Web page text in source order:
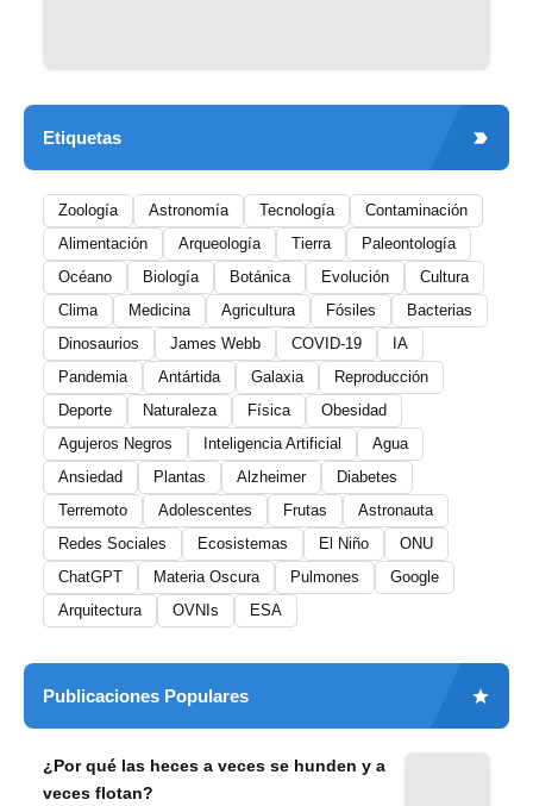
Etiquetas
Zoología Astronomía Tecnología
Contaminación
Alimentación
Arqueología Tierra
Paleontología
Océano
Biología Botánica Evolución
Cultura
Clima
Medicina Agricultura Fósiles
Bacterias
Dinosaurios
James Webb COVID-19
IA
Pandemia
Antártida Galaxia
Reproducción
Deporte
Naturaleza Física
Obesidad
Agujeros Negros
Inteligencia Artificial
Agua
Ansiedad
Plantas Alzheimer
Diabetes
Terremoto
Adolescentes Frutas
Astronauta
Redes Sociales
Ecosistemas El Niño
ONU
ChatGPT
Materia Oscura Pulmones
Google
Arquitectura
OVNIs ESA
Publicaciones Populares
¿Por qué las heces a veces se hunden y a
veces flotan?